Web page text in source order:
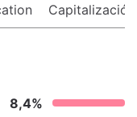
Capitalización
8,4%